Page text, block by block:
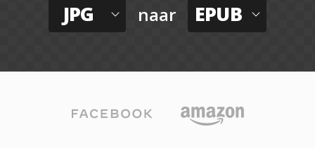
JPG naar EPUB